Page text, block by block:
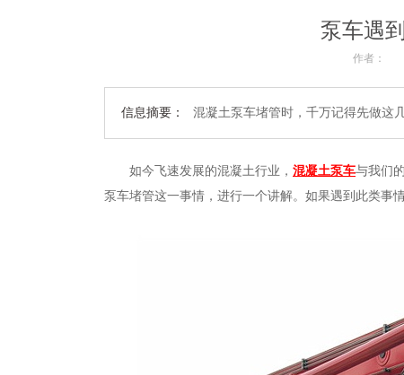
泵车遇
作者：
信息摘要： 混凝土泵车堵管时，千万记得先做这
如今飞速发展的混凝土行业， 混凝土泵车与我们
泵车堵管这一事情，进行一个讲解。如果遇到此类事